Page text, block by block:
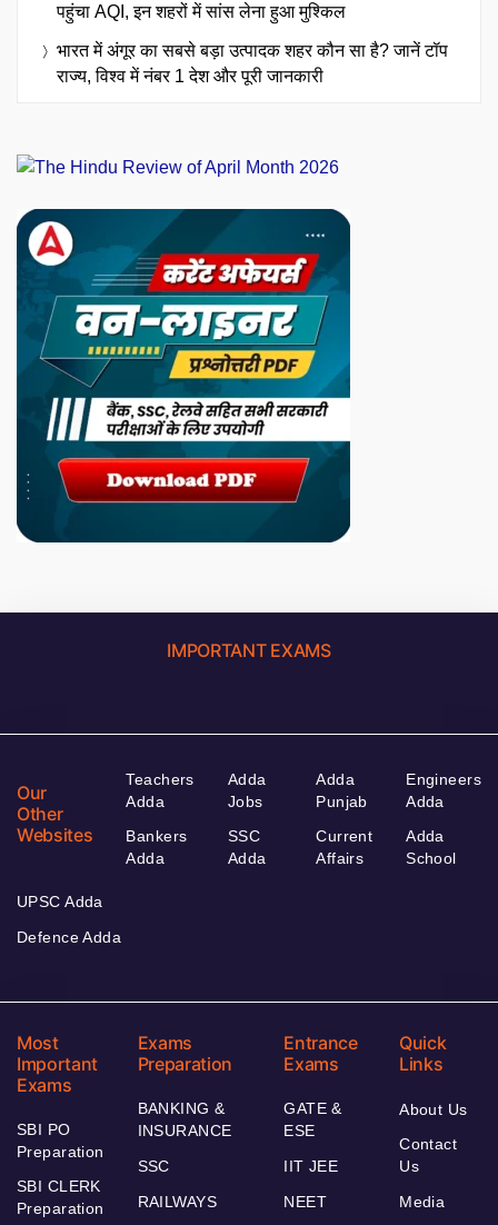
पहुंचा AQI, इन शहरों में सांस लेना हुआ मुश्किल
भारत में अंगूर का सबसे बड़ा उत्पादक शहर कौन सा है? जानें टॉप
राज्य, विश्व में नंबर 1 देश और पूरी जानकारी
IMPORTANT EXAMS
Our
Other
Websites
Teachers
Adda
Bankers
Adda
Adda
Jobs
SSC
Adda
Adda
Punjab
Current
Affairs
Engineers
Adda
Adda
School
UPSC Adda
Defence Adda
Most
Important
Exams
SBI PO
Preparation
SBI CLERK
Preparation
Exams
Preparation
BANKING &
INSURANCE
SSC
RAILWAYS
Entrance
Exams
GATE &
ESE
IIT JEE
NEET
Quick
Links
About Us
Contact
Us
Media